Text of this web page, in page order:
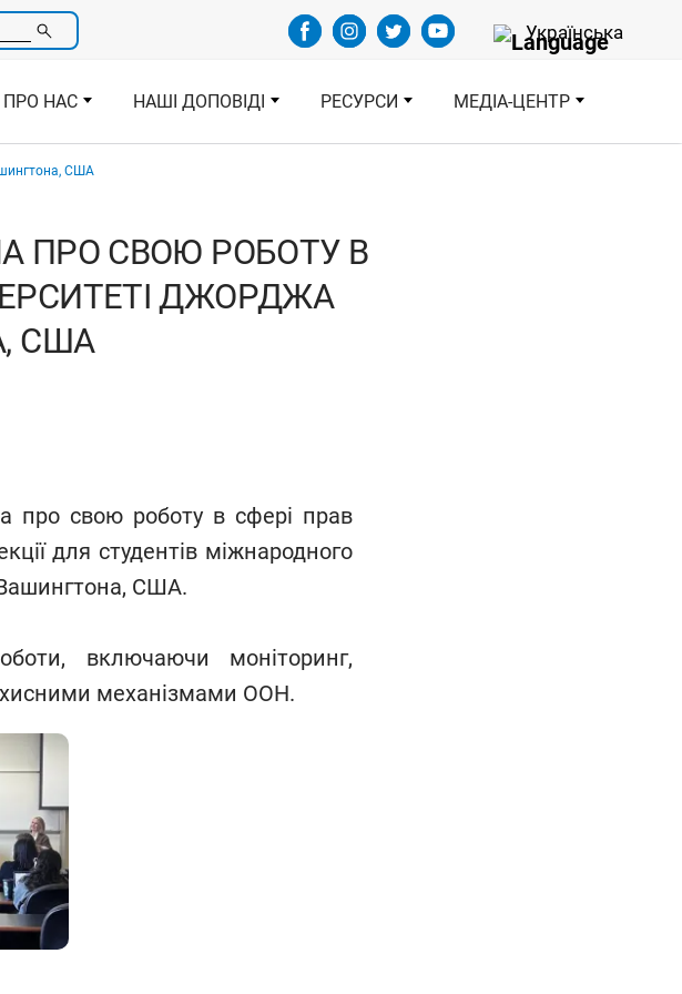
Select your
Українська
ПРО НАС НАШІ ДОПОВІДІ РЕСУРСИ МЕДІА-ЦЕНТР
США
ПРО СВОЮ РОБОТУ В
ДЖОРДЖА
США
про свою роботу в сфері прав
для студентів міжнародного
США.
включаючи моніторинг,
механізмами ООН.